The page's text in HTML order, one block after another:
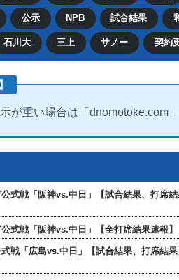
公示 NPB 試合結果
石川大 三上 サノー 契約
が重い場合は「dnomotoke.com
式戦「阪神vs.中日」【試合結果、打
式戦「阪神vs.中日」【全打席結果速報
戦「広島vs.中日」【試合結果、打席